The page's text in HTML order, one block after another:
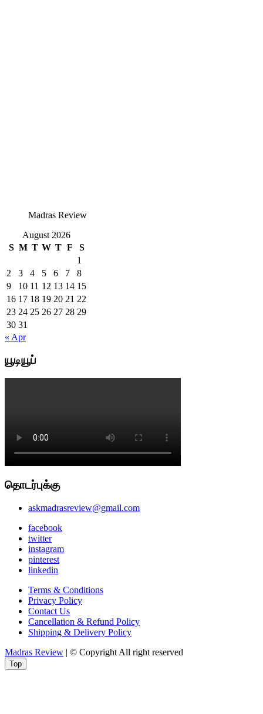
Madras Review
August 2026
S M T W T F
S
1
2
3 4 5 6 7
8
9
10 11 12 13 14 15
16 17 18 19 20 21 22
23 24 25 26 27 28 29
30 31
« Apr
யூடியூப்
தொடர்புக்கு
askmadrasreview@gmail.com
facebook
twitter
instagram
pinterest
linkedin
Terms & Conditions
Privacy Policy
Contact Us
Cancellation & Refund Policy
Shipping & Delivery Policy
Madras Review | © Copyright All right reserved
Top